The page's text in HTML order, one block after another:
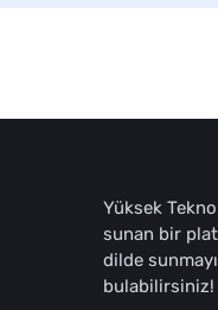
Yüksek
sunan bir
dilde
bulabilirsiniz!